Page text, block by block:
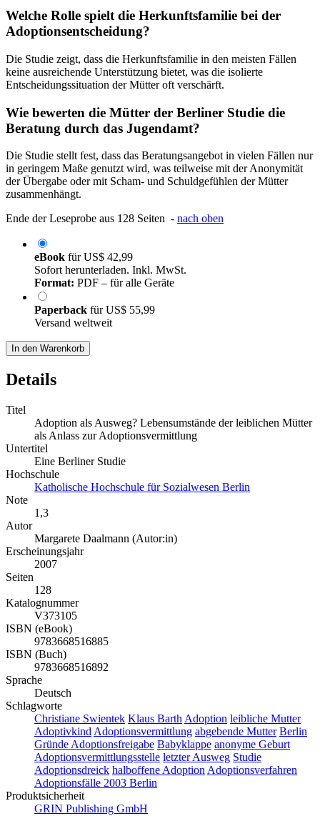
Welche Rolle spielt die Herkunftsfamilie bei der
Adoptionsentscheidung?
Die Studie zeigt, dass die Herkunftsfamilie in den meisten Fällen
keine ausreichende Unterstützung bietet, was die isolierte
Entscheidungssituation der Mütter oft verschärft.
Wie bewerten die Mütter der Berliner Studie die
Beratung durch das Jugendamt?
Die Studie stellt fest, dass das Beratungsangebot in vielen Fällen nur
in geringem Maße genutzt wird, was teilweise mit der Anonymität
der Übergabe oder mit Scham- und Schuldgefühlen der Mütter
zusammenhängt.
Ende der Leseprobe aus 128 Seiten - nach oben
eBook fürUS$ 42,99
Sofort herunterladen. Inkl. MwSt.
Format: PDF – für alle Geräte
Paperback fürUS$ 55,99
Versand weltweit
In den Warenkorb
Details
Titel
Adoption als Ausweg? Lebensumstände der leiblichen Mütter
als Anlass zur Adoptionsvermittlung
Untertitel
Eine Berliner Studie
Hochschule
Katholische Hochschule für Sozialwesen Berlin
Note
1,3
Autor
Margarete Daalmann (Autor:in)
Erscheinungsjahr
2007
Seiten
128
Katalognummer
V373105
ISBN (eBook)
9783668516885
ISBN (Buch)
9783668516892
Sprache
Deutsch
Schlagworte
Christiane Swientek Klaus Barth Adoption leibliche Mutter
Adoptivkind Adoptionsvermittlung abgebende Mutter Berlin
Gründe Adoptionsfreigabe Babyklappe anonyme Geburt
Adoptionsvermittlungsstelle letzter Ausweg Studie
Adoptionsdreick halboffene Adoption Adoptionsverfahren
Adoptionsfälle 2003 Berlin
Produktsicherheit
GRIN Publishing GmbH